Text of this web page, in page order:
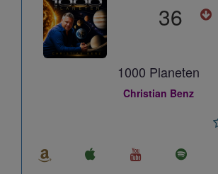
36
1000 Planeten
Christian Benz